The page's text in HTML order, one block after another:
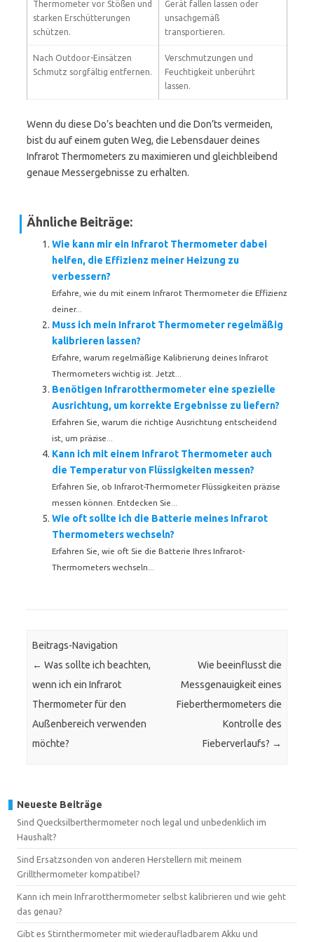
Thermometer vor Stößen und
starken Erschütterungen
schützen.
Gerät fallen lassen oder
unsachgemäß
transportieren.
Nach Outdoor-Einsätzen
Schmutz sorgfältig entfernen.
Verschmutzungen und
Feuchtigkeit unberührt
lassen.
Wenn du diese Do’s beachten und die Don’ts vermeiden,
bist du auf einem guten Weg, die Lebensdauer deines
Infrarot Thermometers zu maximieren und gleichbleibend
genaue Messergebnisse zu erhalten.
Ähnliche Beiträge:
Wie kann mir ein Infrarot Thermometer dabei
helfen, die Effizienz meiner Heizung zu
verbessern?
Erfahre, wie du mit einem Infrarot Thermometer die Effizienz
deiner...
Muss ich mein Infrarot Thermometer regelmäßig
kalibrieren lassen?
Erfahre, warum regelmäßige Kalibrierung deines Infrarot
Thermometers wichtig ist. Jetzt...
Benötigen Infrarotthermometer eine spezielle
Ausrichtung, um korrekte Ergebnisse zu liefern?
Erfahren Sie, warum die richtige Ausrichtung entscheidend
ist, um präzise...
Kann ich mit einem Infrarot Thermometer auch
die Temperatur von Flüssigkeiten messen?
Erfahren Sie, ob Infrarot-Thermometer Flüssigkeiten präzise
messen können. Entdecken Sie...
Wie oft sollte ich die Batterie meines Infrarot
Thermometers wechseln?
Erfahren Sie, wie oft Sie die Batterie Ihres Infrarot-
Thermometers wechseln...
Beitrags-Navigation
← Was sollte ich beachten,
wenn ich ein Infrarot
Thermometer für den
Außenbereich verwenden
möchte?
Wie beeinflusst die
Messgenauigkeit eines
Fieberthermometers die
Kontrolle des
Fieberverlaufs? →
Neueste Beiträge
Sind Quecksilberthermometer noch legal und unbedenklich im
Haushalt?
Sind Ersatzsonden von anderen Herstellern mit meinem
Grillthermometer kompatibel?
Kann ich mein Infrarotthermometer selbst kalibrieren und wie geht
das genau?
Gibt es Stirnthermometer mit wiederaufladbarem Akku und